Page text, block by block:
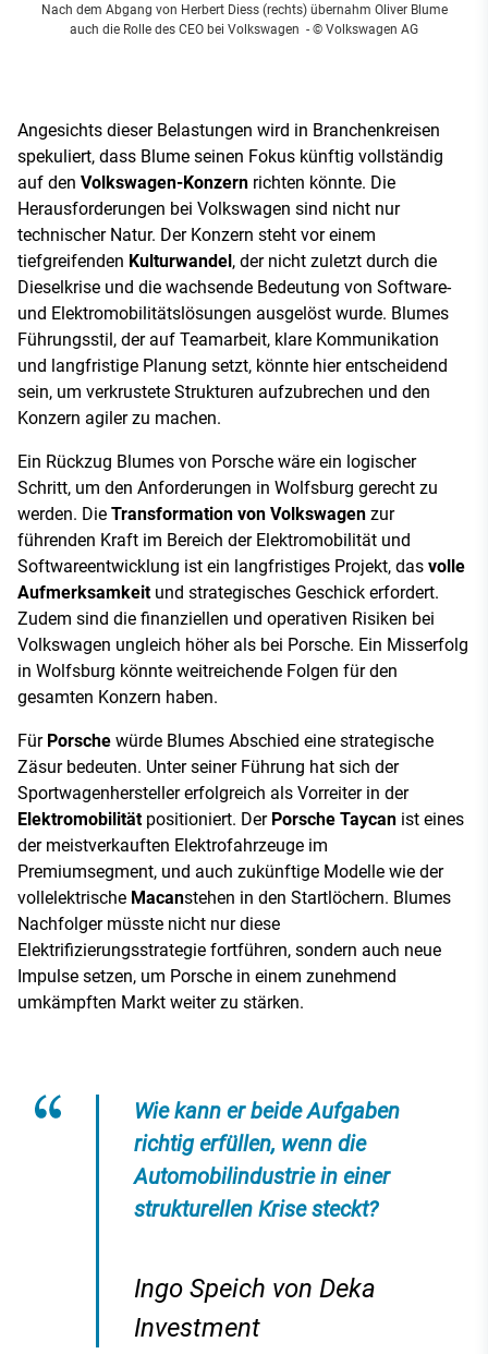
Nach dem Abgang von Herbert Diess (rechts) übernahm Oliver Blume
auch die Rolle des CEO bei Volkswagen - © Volkswagen AG
Angesichts dieser Belastungen wird in Branchenkreisen
spekuliert, dass Blume seinen Fokus künftig vollständig
auf den Volkswagen-Konzern richten könnte. Die
Herausforderungen bei Volkswagen sind nicht nur
technischer Natur. Der Konzern steht vor einem
tiefgreifenden Kulturwandel, der nicht zuletzt durch die
Dieselkrise und die wachsende Bedeutung von Software-
und Elektromobilitätslösungen ausgelöst wurde. Blumes
Führungsstil, der auf Teamarbeit, klare Kommunikation
und langfristige Planung setzt, könnte hier entscheidend
sein, um verkrustete Strukturen aufzubrechen und den
Konzern agiler zu machen.
Ein Rückzug Blumes von Porsche wäre ein logischer
Schritt, um den Anforderungen in Wolfsburg gerecht zu
werden. Die Transformation von Volkswagen zur
führenden Kraft im Bereich der Elektromobilität und
Softwareentwicklung ist ein langfristiges Projekt, das volle
Aufmerksamkeitund strategisches Geschick erfordert.
Zudem sind die finanziellen und operativen Risiken bei
Volkswagen ungleich höher als bei Porsche. Ein Misserfolg
in Wolfsburg könnte weitreichende Folgen für den
gesamten Konzern haben.
Für Porsche würde Blumes Abschied eine strategische
Zäsur bedeuten. Unter seiner Führung hat sich der
Sportwagenhersteller erfolgreich als Vorreiter in der
Elektromobilitätpositioniert. Der Porsche Taycan ist eines
der meistverkauften Elektrofahrzeuge im
Premiumsegment, und auch zukünftige Modelle wie der
vollelektrische Macanstehen in den Startlöchern. Blumes
Nachfolger müsste nicht nur diese
Elektrifizierungsstrategie fortführen, sondern auch neue
Impulse setzen, um Porsche in einem zunehmend
umkämpften Markt weiter zu stärken.
Wie kann er beide Aufgaben
richtig erfüllen, wenn die
Automobilindustrie in einer
strukturellen Krise steckt?
Ingo Speich von Deka
Investment